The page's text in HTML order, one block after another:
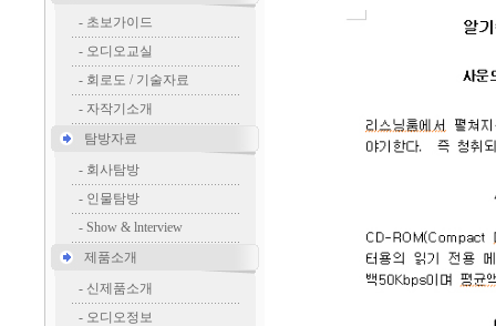
- 초보가이드
- 오디오교실
- 회로도 / 기술자료
- 자작기소개
탐방자료
- 회사탐방
- 인물탐방
- Show & lnterview
제품소개
- 신제품소개
- 오디오정보